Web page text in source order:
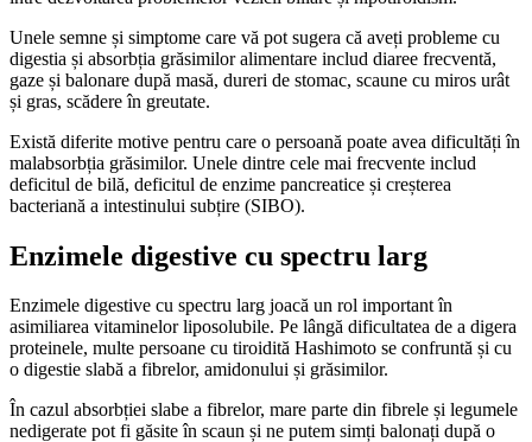
Unele semne și simptome care vă pot sugera că aveți probleme cu
digestia și absorbția grăsimilor alimentare includ diaree frecventă,
gaze și balonare după masă, dureri de stomac, scaune cu miros urât
și gras, scădere în greutate.
Există diferite motive pentru care o persoană poate avea dificultăți în
malabsorbția grăsimilor. Unele dintre cele mai frecvente includ
deficitul de bilă, deficitul de enzime pancreatice și creșterea
bacteriană a intestinului subțire (SIBO).
Enzimele digestive cu spectru larg
Enzimele digestive cu spectru larg joacă un rol important în
asimiliarea vitaminelor liposolubile. Pe lângă dificultatea de a digera
proteinele, multe persoane cu tiroidită Hashimoto se confruntă și cu
o digestie slabă a fibrelor, amidonului și grăsimilor.
În cazul absorbției slabe a fibrelor, mare parte din fibrele și legumele
nedigerate pot fi găsite în scaun și ne putem simți balonați după o